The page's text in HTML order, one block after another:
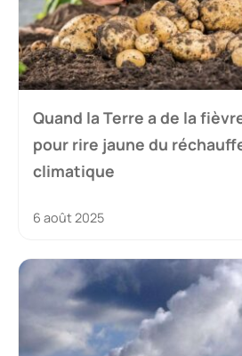
Quand la Terre a de la
pour rire jaune du
climatique
6 août 2025